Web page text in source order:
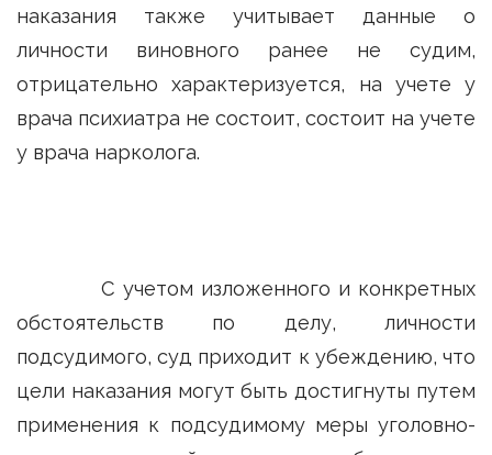
наказания также учитывает данные о
личности виновного ранее не судим,
отрицательно характеризуется, на учете у
врача психиатра не состоит, состоит на учете
у врача нарколога.
С учетом изложенного и конкретных
обстоятельств по делу, личности
подсудимого, суд приходит к убеждению, что
цели наказания могут быть достигнуты путем
применения к подсудимому меры уголовно-